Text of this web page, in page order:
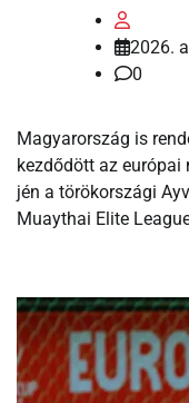
2026.
0
Magyarország is
kezdődött az európai
jén a törökországi
Muaythai Elite